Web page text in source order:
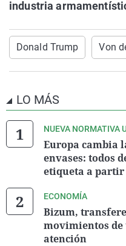
industria
Donald Trump Von
LO MÁS
NUEVA NORMATIVA
Europa cambia
envases: todos
etiqueta a partir
ECONOMÍA
Bizum,
movimientos
atención